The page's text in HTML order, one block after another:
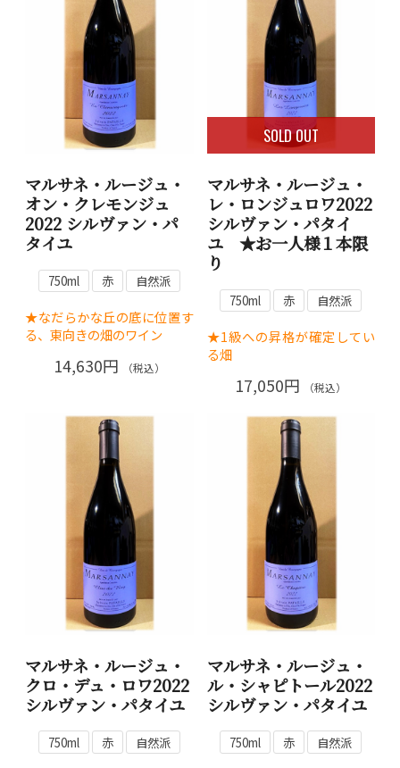
マルサネ・ルージュ・
オン・クレモンジュ
2022 シルヴァン・パ
タイユ
750ml 赤 自然派
★なだらかな丘の底に位置す
る、東向きの畑のワイン
14,630円 （税込）
SOLD OUT
マルサネ・ルージュ・
レ・ロンジュロワ2022
シルヴァン・パタイ
ユ ★お一人様１本限
り
750ml 赤 自然派
★1級への昇格が確定してい
る畑
17,050円 （税込）
マルサネ・ルージュ・
クロ・デュ・ロワ2022
シルヴァン・パタイユ
750ml 赤 自然派
マルサネ・ルージュ・
ル・シャピトール2022
シルヴァン・パタイユ
750ml 赤 自然派